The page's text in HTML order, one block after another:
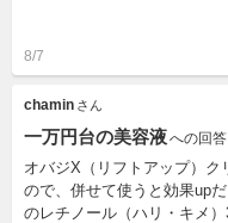
8/7
chamin さん
一万円台の美容液への回答
オバジX（リフトアップ）ク
ので、併せて使うと効果up
のレチノール（ハリ・キメ